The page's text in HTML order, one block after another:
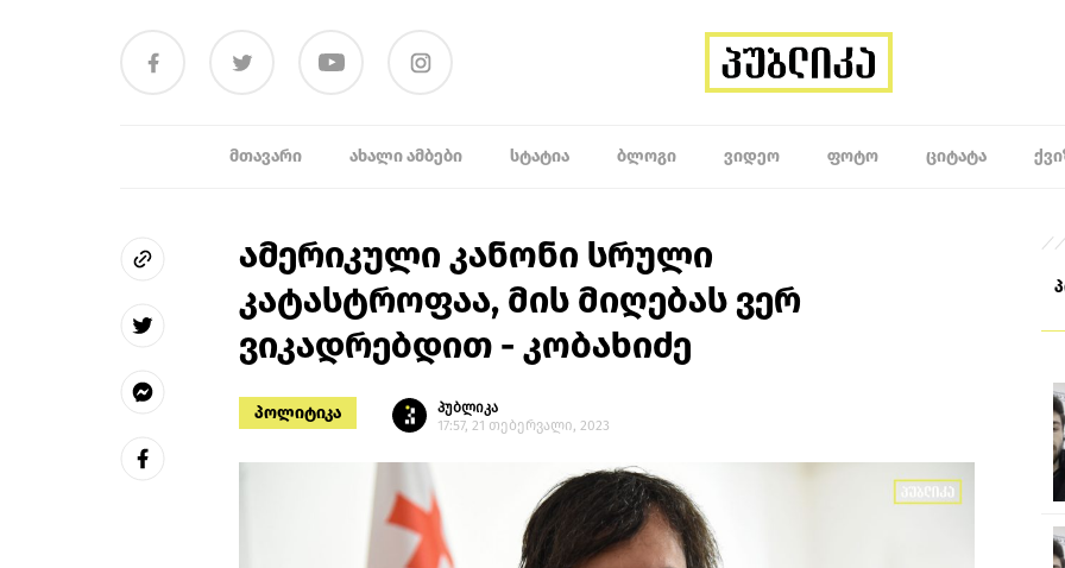
ᲛᲗᲐᲕᲐᲠᲘ ᲐᲮᲐᲚᲘ ᲐᲛᲑᲔᲑᲘ ᲡᲢᲐᲢᲘᲐ ᲑᲚᲝᲒᲘ ᲕᲘᲓᲔᲝ ᲤᲝᲢᲝ ᲪᲘᲢᲐᲢᲐ
ამერიკული კანონი სრული
კატასტროფაა, მის მიღებას ვერ
ვიკადრებდით - კობახიძე
პოლიტიკა
პუბლიკა
17:57, 21 თებერვალი, 2023